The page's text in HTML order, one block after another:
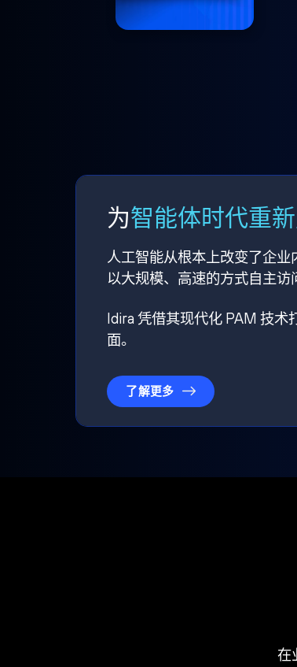
为智能体时代重
人工智能从根本上改变了企
以大规模、高速的方式自主访
Idira 凭借其现代化 PAM 技
面。
了解更多
在